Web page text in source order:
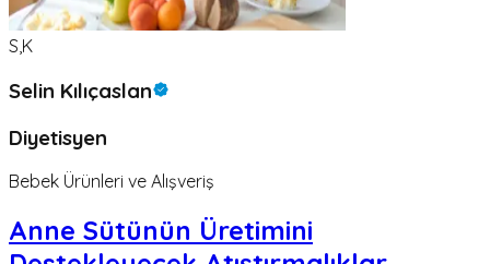
S,K
Selin Kılıçaslan
Diyetisyen
Bebek Ürünleri ve Alışveriş
Anne Sütünün Üretimini